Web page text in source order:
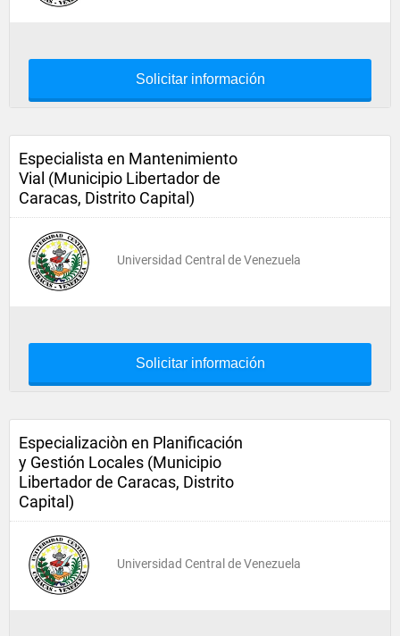
Solicitar información
Especialista en Mantenimiento
Vial (Municipio Libertador de
Caracas, Distrito Capital)
Universidad Central de Venezuela
Solicitar información
Especializaciòn en Planificación
y Gestión Locales (Municipio
Libertador de Caracas, Distrito
Capital)
Universidad Central de Venezuela